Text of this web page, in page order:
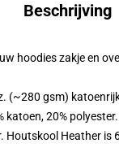
Beschrijving
hoodies zakje en
(~280 gsm)
katoen, 20%
Houtskool Heather is